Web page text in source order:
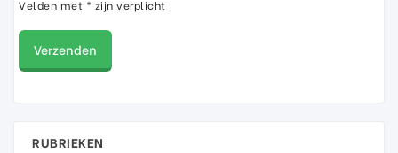
Velden met * zijn verplicht
RUBRIEKEN